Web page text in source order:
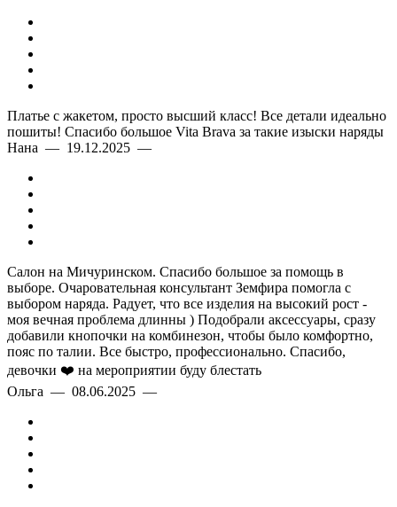
Платье с жакетом, просто высший класс! Все детали идеально
пошиты! Спасибо большое Vita Brava за такие изыски наряды
Нана — 19.12.2025 —
Салон на Мичуринском. Спасибо большое за помощь в
выборе. Очаровательная консультант Земфира помогла с
выбором наряда. Радует, что все изделия на высокий рост -
моя вечная проблема длинны ) Подобрали аксессуары, сразу
добавили кнопочки на комбинезон, чтобы было комфортно,
пояс по талии. Все быстро, профессионально. Спасибо,
девочки ❤️ на мероприятии буду блестать
Ольга — 08.06.2025 —